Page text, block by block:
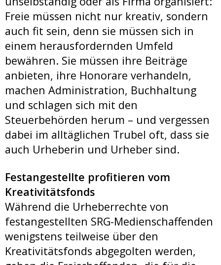
Freie müssen nicht nur kreativ, sondern
auch fit sein, denn sie müssen sich in
einem herausfordernden Umfeld
bewähren. Sie müssen ihre Beiträge
anbieten, ihre Honorare verhandeln,
machen Administration, Buchhaltung
und schlagen sich mit den
Steuerbehörden herum – und vergessen
dabei im alltäglichen Trubel oft, dass sie
auch Urheberin und Urheber sind.
Festangestellte profitieren vom
Kreativitätsfonds
Während die Urheberrechte von
festangestellten SRG-Medienschaffenden
wenigstens teilweise über den
Kreativitätsfonds abgegolten werden,